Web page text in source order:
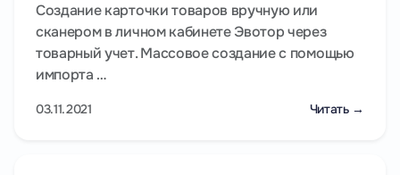
Создание карточки товаров вручную или
сканером в личном кабинете Эвотор через
товарный учет. Массовое создание с помощью
импорта …
03.11.2021 Читать →